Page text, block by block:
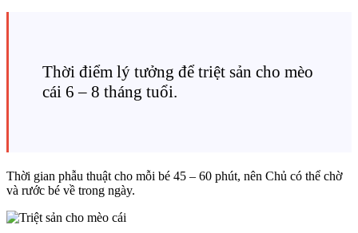
Thời điểm lý tưởng để triệt sản cho mèo
cái 6 – 8 tháng tuổi.
Thời gian phẫu thuật cho mỗi bé 45 – 60 phút, nên Chủ có thể chờ
và rước bé về trong ngày.